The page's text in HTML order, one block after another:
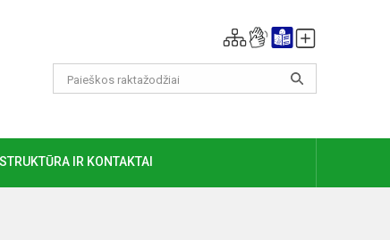
STRUKTŪRA IR KONTAKTAI